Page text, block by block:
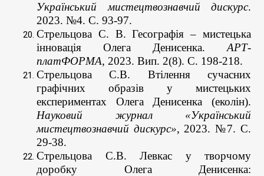
Український мистецтвознавчий дискурс.
2023. №4. С. 93-97.
Стрельцова С. В. Гесографія – мистецька
інновація Олега Денисенка. АРТ-
платФОРМА, 2023. Вип. 2(8). С. 198-218.
Стрельцова С.В. Втілення сучасних
графічних образів у мистецьких
експериментах Олега Денисенка (еколін).
Науковий журнал «Український
мистецтвознавчий дискурс», 2023. №7. С.
29-38.
Стрельцова С.В. Левкас у творчому
доробку Олега Денисенка: